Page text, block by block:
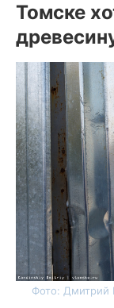
Томске
Фото: Дмитрий